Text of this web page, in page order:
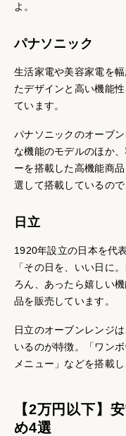
よ。
パナソニック
生活家電や美容家電を
たデザインと高い機能
ています。
パナソニックのオーブ
な機能のモデルのほか
ーを搭載した高機能商
選して搭載しているの
日立
1920年設立の日本を代
「その日を、いい日に
ろん、あったら嬉しい
品を販売しています。
日立のオーブンレンジ
いるのが特徴。「ワン
メニュー」などを搭載
【2万円以下】
め4選